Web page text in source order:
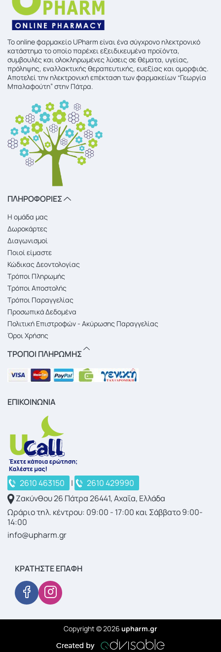
To online φαρμακείο UPharm είναι ένα σύγχρονο ηλεκτρονικό
κατάστημα το οποίο παρέχει εξειδικευμένα προϊόντα,
συμβουλές και ολοκληρωμένες λύσεις σε θέματα, υγείας,
πρόληψης, εναλλακτικής θεραπευτικής, ευεξίας και ομορφιάς.
Αποτελεί την ηλεκτρονική επέκταση των φαρμακείων “Γεωργία
Μπαλαφούτη” στην Πάτρα.
ΠΛΗΡΟΦΟΡΙΕΣ
Η ομάδα μας
Δωροκάρτες
Διαγωνισμοί
Ποιοί είμαστε
Κώδικας Δεοντολογίας
Τρόποι Πληρωμής
Τρόποι Αποστολής
Τρόποι Παραγγελίας
Προσωπικά Δεδομένα
Πολιτική Επιστροφών - Ακύρωσης Παραγγελίας
Όροι Χρήσης
ΤΡΟΠΟΙ ΠΛΗΡΩΜΗΣ
ΕΠΙΚΟΙΝΩΝΙΑ
2610 463150 |
2610 429990
Ζακύνθου 26 Πάτρα 26441, Αχαΐα, Ελλάδα
Ωράριο τηλ. κέντρου: 09:00 - 17:00 και Σάββατο 9:00-
14:00
info@upharm.gr
ΚΡΑΤΉΣΤΕ ΕΠΑΦΉ
Copyright © 2026 upharm.gr